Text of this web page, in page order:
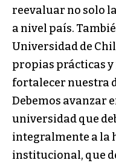
reevaluar no solo
a nivel país.
Universidad de
propias prácticas y
fortalecer nuestra
Debemos avanzar
universidad que
integralmente a la
institucional, que